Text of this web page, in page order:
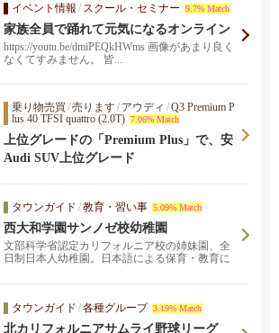
イベント情報 / スクール・セミナー 9.7% Match
家族全員で踊れて元気になるオンライン
無料ダンス！
https://youtu.be/dmiPEQkHWms 画像があまり良く
なくてすみません。 皆...
乗り物売買 /売ります/ アウディ /Q3 Premium P
lus 40 TFSI quattro (2.0T) 7.06% Match
上位グレードの「Premium Plus」で、安
全装備や快適機能が非常に充実！
Audi SUV上位グレード
タウンガイド /教育・習い事 5.09% Match
西大和学園サンノゼ校幼稚園
文部科学省認定カリフォルニア校の姉妹園、全
日制日本人幼稚園。日本語による保育・教育に
タウンガイド /各種グループ 3.19% Match
北カリフォルニアサムライ野球リーグ